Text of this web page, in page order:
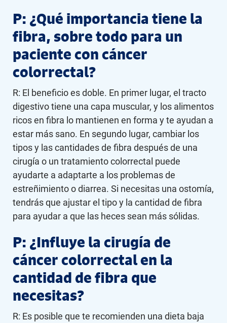
P: ¿Qué importancia tiene la
fibra, sobre todo para un
paciente con cáncer
colorrectal?
R: El beneficio es doble. En primer lugar, el tracto
digestivo tiene una capa muscular, y los alimentos
ricos en fibra lo mantienen en forma y te ayudan a
estar más sano. En segundo lugar, cambiar los
tipos y las cantidades de fibra después de una
cirugía o un tratamiento colorrectal puede
ayudarte a adaptarte a los problemas de
estreñimiento o diarrea. Si necesitas una ostomía,
tendrás que ajustar el tipo y la cantidad de fibra
para ayudar a que las heces sean más sólidas.
P: ¿Influye la cirugía de
cáncer colorrectal en la
cantidad de fibra que
necesitas?
R: Es posible que te recomienden una dieta baja